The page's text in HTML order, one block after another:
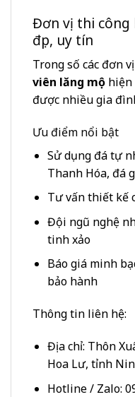
Đơn vị thi công
đẹp, uy tín
Trong số các đơn
viên lăng mộ hiện
được nhiều gia
Ưu điểm nổi bật
Sử dụng đá tự
Thanh Hóa, đá
Tư vấn thiết kế
Đội ngũ nghệ
tinh xảo
Báo giá minh
bảo hành
Thông tin liên hệ:
Địa chỉ: Thôn
Hoa Lư, tỉnh
Hotline / Zalo: